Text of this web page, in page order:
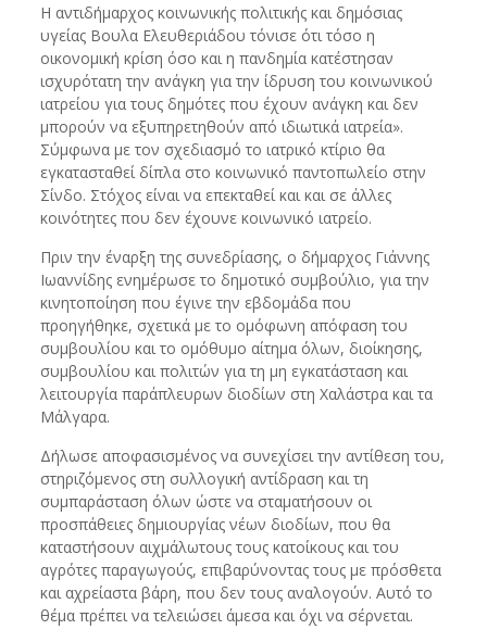
Η αντιδήμαρχος κοινωνικής πολιτικής και δημόσιας
υγείας Βουλα Ελευθεριάδου τόνισε ότι τόσο η
οικονομική κρίση όσο και η πανδημία κατέστησαν
ισχυρότατη την ανάγκη για την ίδρυση του κοινωνικού
ιατρείου για τους δημότες που έχουν ανάγκη και δεν
μπορούν να εξυπηρετηθούν από ιδιωτικά ιατρεία».
Σύμφωνα με τον σχεδιασμό το ιατρικό κτίριο θα
εγκατασταθεί δίπλα στο κοινωνικό παντοπωλείο στην
Σίνδο. Στόχος είναι να επεκταθεί και και σε άλλες
κοινότητες που δεν έχουνε κοινωνικό ιατρείο.
Πριν την έναρξη της συνεδρίασης, ο δήμαρχος Γιάννης
Ιωαννίδης ενημέρωσε το δημοτικό συμβούλιο, για την
κινητοποίηση που έγινε την εβδομάδα που
προηγήθηκε, σχετικά με το ομόφωνη απόφαση του
συμβουλίου και το ομόθυμο αίτημα όλων, διοίκησης,
συμβουλίου και πολιτών για τη μη εγκατάσταση και
λειτουργία παράπλευρων διοδίων στη Χαλάστρα και τα
Μάλγαρα.
Δήλωσε αποφασισμένος να συνεχίσει την αντίθεση του,
στηριζόμενος στη συλλογική αντίδραση και τη
συμπαράσταση όλων ώστε να σταματήσουν οι
προσπάθειες δημιουργίας νέων διοδίων, που θα
καταστήσουν αιχμάλωτους τους κατοίκους και του
αγρότες παραγωγούς, επιβαρύνοντας τους με πρόσθετα
και αχρείαστα βάρη, που δεν τους αναλογούν. Αυτό το
θέμα πρέπει να τελειώσει άμεσα και όχι να σέρνεται.